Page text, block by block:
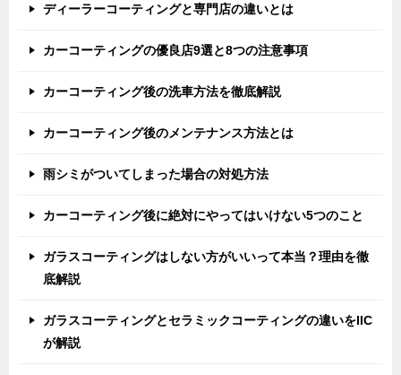
ディーラーコーティングと専門店の違いとは
カーコーティングの優良店9選と8つの注意事項
カーコーティング後の洗車方法を徹底解説
カーコーティング後のメンテナンス方法とは
雨シミがついてしまった場合の対処方法
カーコーティング後に絶対にやってはいけない5つのこと
ガラスコーティングはしない方がいいって本当？理由を徹
底解説
ガラスコーティングとセラミックコーティングの違いをIIC
が解説